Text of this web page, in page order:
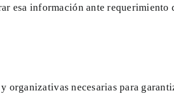
esa información ante requerimiento
necesarias para